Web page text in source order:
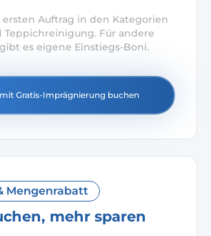
Auftrag in den Kategorien
Teppichreinigung. Für andere
es eigene Einstiegs-Boni.
Gratis-Imprägnierung buchen
Mengenrabatt
mehr sparen